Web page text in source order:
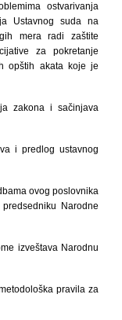
ostvarivanja
Ustavnog suda na
mera radi zaštite
za pokretanje
opštih akata koje je
zakona i sačinjava
i predlog ustavnog
ovog poslovnika
Narodne
izveštava Narodnu
pravila za